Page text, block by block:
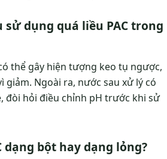
dụng quá liều PAC trong
thể gây hiện tượng keo tụ ngược,
giảm. Ngoài ra, nước sau xử lý có
đòi hỏi điều chỉnh pH trước khi sử
dạng bột hay dạng lỏng?